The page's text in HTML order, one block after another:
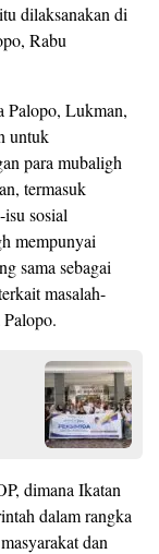
dilaksanakan di
Rabu
Palopo, Lukman,
untuk
para mubaligh
termasuk
sosial
mempunyai
sama sebagai
masalah-
dimana Ikatan
dalam rangka
dan